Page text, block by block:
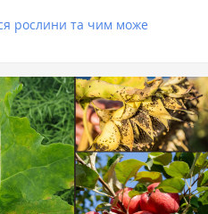
рослини та чим може